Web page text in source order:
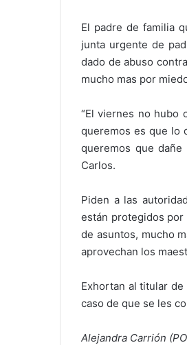
El padre de familia
junta urgente de
dado de abuso
mucho mas por
“El viernes no hubo
queremos es que lo
queremos que
Carlos.
Piden a las
están protegidos
de asuntos, mucho
aprovechan los
Exhortan al titular
caso de que se les
Alejandra Carrión